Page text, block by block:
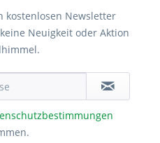
kostenlosen Newsletter
Neuigkeit oder Aktion